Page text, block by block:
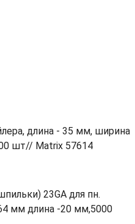
длина - 35 мм, ширина
шт// Matrix 57614
23GA для пн.
мм длина -20 мм,5000